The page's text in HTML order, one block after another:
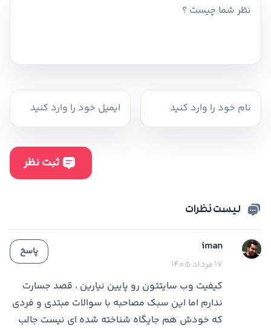
لیست نظرات
iman
17 مرداد 1405
کیفیت وب سایتتون رو پایین نیارین ، قصد جسارت
ندارم اما این سبک مصاحبه با سوالات مبتدی و فردی
که خودش هم جایگاه شناخته شده ای نیست جالب
پاسخ